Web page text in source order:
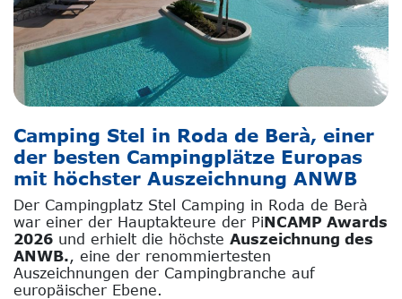
Camping Stel in Roda de Berà, einer
der besten Campingplätze Europas
mit höchster Auszeichnung ANWB
Der Campingplatz Stel Camping in Roda de Berà
war einer der Hauptakteure der PiNCAMP Awards
2026 und erhielt die höchste Auszeichnung des
ANWB., eine der renommiertesten
Auszeichnungen der Campingbranche auf
europäischer Ebene.